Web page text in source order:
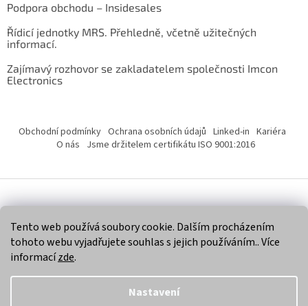
Tento web používá soubory cookie. Dalším procházením
tohoto webu vyjadřujete souhlas s jejich používáním.. Více
informacízde.
Nastavení
Podpora obchodu – Insidesales
Řídicí jednotky MRS. Přehledně, včetně užitečných
informací.
Zajímavý rozhovor se zakladatelem společnosti Imcon
Electronics
Obchodní podmínky Ochrana osobních údajů Linked-in Kariéra
O nás Jsme držitelem certifikátu ISO 9001:2016
Copyright 2026